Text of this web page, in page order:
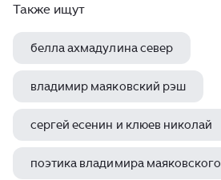
Также ищут
белла ахмадулина север
владимир маяковский рэш
сергей есенин и клюев николай
поэтика владимира маяковского